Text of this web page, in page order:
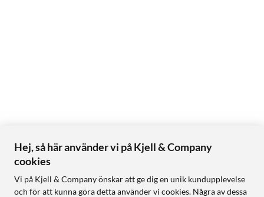
Hej, så här använder vi på Kjell & Company
cookies
Vi på Kjell & Company önskar att ge dig en unik kundupplevelse
och för att kunna göra detta använder vi cookies. Några av dessa